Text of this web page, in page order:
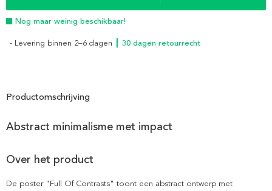
Nog maar weinig beschikbaar!
- Levering binnen 2–6 dagen ┃ 30 dagen retourrecht
Productomschrijving
Abstract minimalisme met impact
Over het product
De poster "Full Of Contrasts" toont een abstract ontwerp met